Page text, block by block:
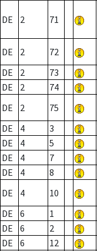
DE 2 71
DE 2 72
DE
2 73
DE
2 74
DE
2 75
DE
4 3
DE
4 5
DE
4 7
DE
4 8
DE
4 10
DE
6 1
DE
6 2
DE
6 12